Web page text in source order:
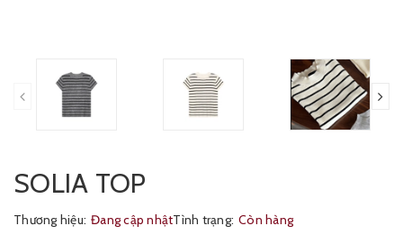
SOLIA TOP
Thương hiệu: Đang cập nhậtTình trạng: Còn hàng